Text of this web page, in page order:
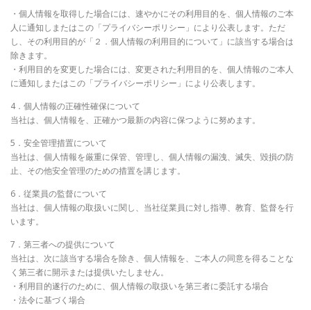
・個人情報を取得した場合には、速やかにその利用目的を、個人情報のご本
人に通知しまたはこの「プライバシーポリシー」により公表します。ただ
し、その利用目的が「２．個人情報の利用目的について」に該当する場合は
除きます。
・利用目的を変更した場合には、変更された利用目的を、個人情報のご本人
に通知しまたはこの「プライバシーポリシー」により公表します。
4．個人情報の正確性確保について
当社は、個人情報を、正確かつ最新の内容に保つように努めます。
5．安全管理措置について
当社は、個人情報を厳重に保管、管理し、個人情報の漏洩、滅失、毀損の防
止、その他安全管理のための措置を講じます。
6．従業員の監督について
当社は、個人情報の取扱いに関し、当社従業員に対し指導、教育、監督を行
います。
7．第三者への提供について
当社は、次に該当する場合を除き、個人情報を、ご本人の同意を得ることな
く第三者に開示または提供いたしません。
・利用目的遂行のために、個人情報の取扱いを第三者に委託する場合
・法令に基づく場合